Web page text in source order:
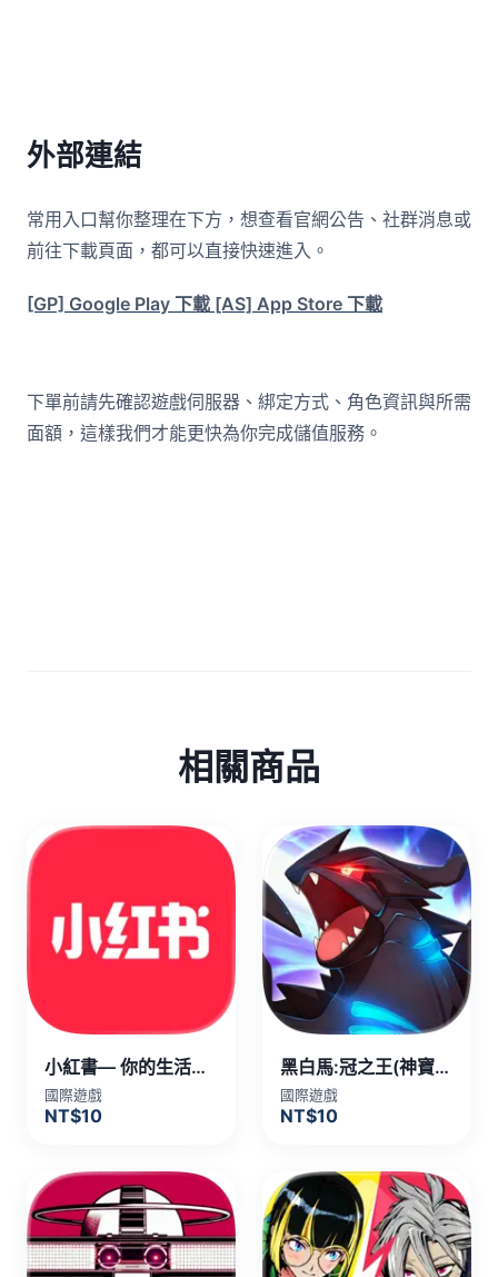
外部連結
常用入口幫你整理在下方，想查看官網公告、社群消息或
前往下載頁面，都可以直接快速進入。
[GP] Google Play 下載 [AS] App Store 下載
下單前請先確認遊戲伺服器、綁定方式、角色資訊與所需
面額，這樣我們才能更快為你完成儲值服務。
相關商品
小紅書— 你的生活興趣社區 代儲值
國際遊戲
NT$10
黑白馬:冠之王(神寶) 代儲值
國際遊戲
NT$10